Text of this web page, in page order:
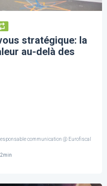
stratégique: la
au-delà des
communication @ Eurofiscalis
2min